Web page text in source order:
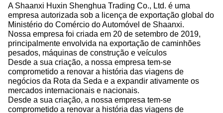
A Shaanxi Huxin Shenghua Trading Co., Ltd. é uma
empresa autorizada sob a licença de exportação global do
Ministério do Comércio do Automóvel de Shaanxi.
Nossa empresa foi criada em 20 de setembro de 2019,
principalmente envolvida na exportação de caminhões
pesados, máquinas de construção e veículos
Desde a sua criação, a nossa empresa tem-se
comprometido a renovar a história das viagens de
negócios da Rota da Seda e a expandir ativamente os
mercados internacionais e nacionais.
Desde a sua criação, a nossa empresa tem-se
comprometido a renovar a história das viagens de